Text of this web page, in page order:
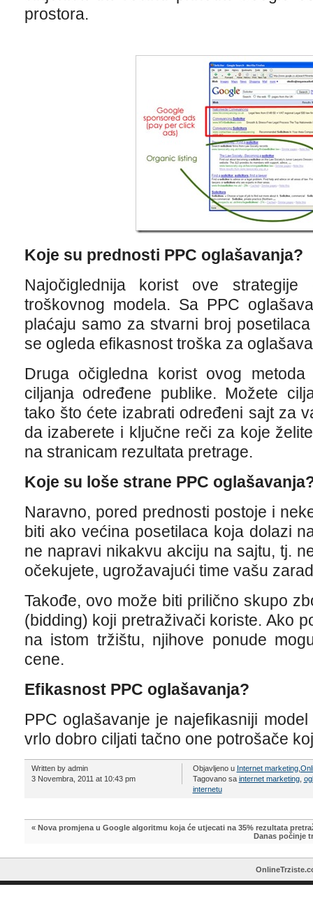
prostora.
Koje su prednosti PPC oglašavanja?
Najočiglednija korist ove strategije
troškovnog modela. Sa PPC
plaćaju samo za stvarni broj
se ogleda efikasnost troška za
Druga očigledna korist ovog
ciljanja određene publike. Možete
tako što ćete izabrati određeni sajt za
da izaberete i ključne reči za koje
na stranicam rezultata pretrage.
Koje su loše strane PPC
Naravno, pored prednosti postoje i
biti ako većina posetilaca koja dolazi
ne napravi nikakvu akciju na sajtu, tj.
očekujete, ugrožavajući time vašu
Takođe, ovo može biti prilično skupo
(bidding) koji pretraživači koriste. Ako
na istom tržištu, njihove ponude
cene.
Efikasnost PPC oglašavanja?
PPC oglašavanje je najefikasniji
vrlo dobro ciljati tačno one potrošače
Written by admin
3 Novembra, 2011 at 10:43 pm
Objavljeno u Internet marketing,
Tagovano sa internet marketing,
internetu
« Nova promjena u Google algoritmu koja će utjecati na 35% rezultata
Danas počinje